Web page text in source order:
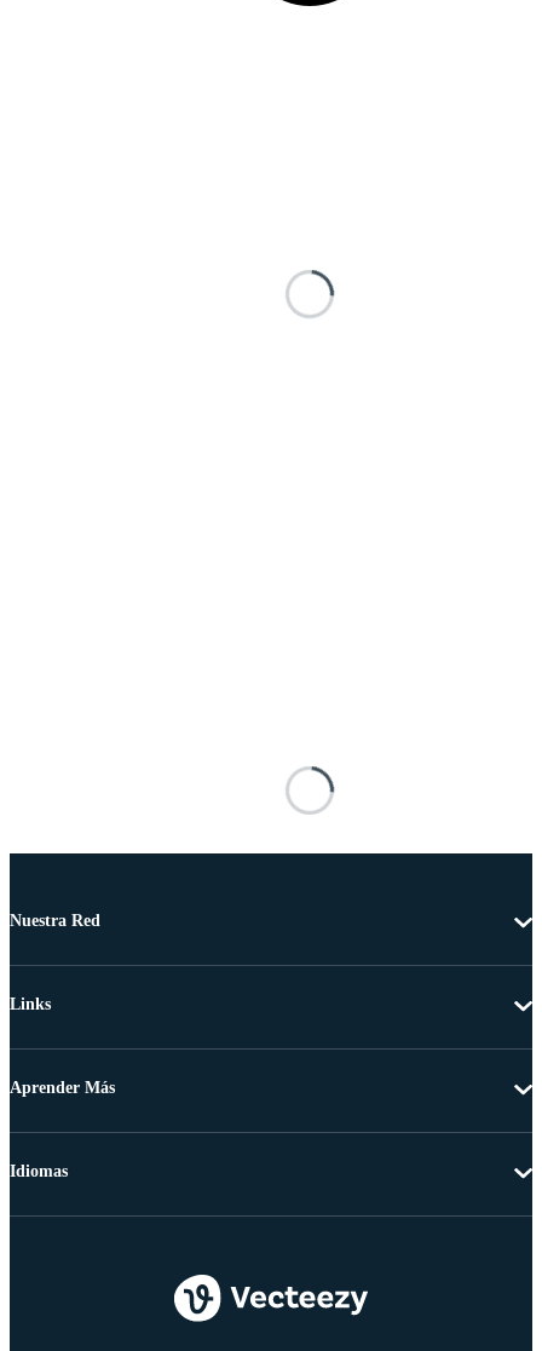
Nuestra Red
Links
Aprender Más
Idiomas